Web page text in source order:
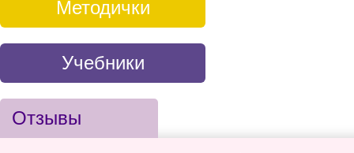
Методички
Учебники
Отзывы